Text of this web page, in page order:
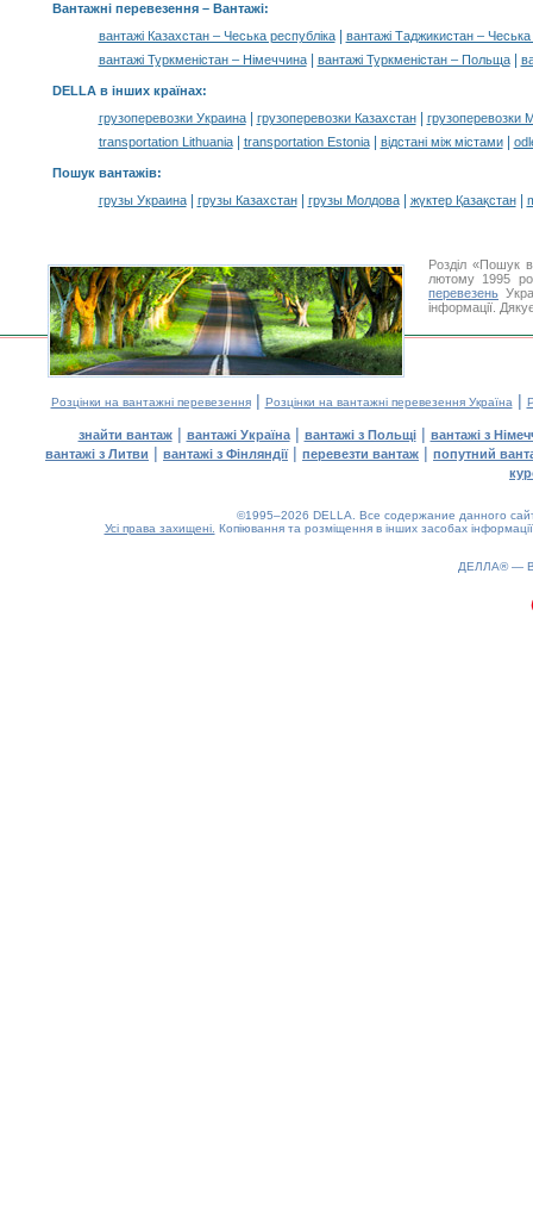
Вантажні перевезення – Вантажі:
вантажі Казахстан – Чеська республіка|
вантажі Таджикистан – Чеська
вантажі Туркменістан – Німеччина| вантажі Туркменістан – Польща|
DELLA в інших країнах:
грузоперевозки Украина| грузоперевозки Казахстан|
грузоперевозки
transportation Lithuania| transportation Estonia| відстані між містами|
Пошук вантажів:
грузы Украина| грузы Казахстан| грузы Молдова| жүктер Қазақстан|
Розділ «Пошук
лютому 1995
перевезень
інформації.
Розцінки на вантажні перевезення| Розцінки на вантажні перевезення Україна |
знайти вантаж| вантажі Україна| вантажі з Польщі| вантажі з
вантажі з Литви | вантажі з Фінляндії| перевезти вантаж | попутний
©1995–2026 DELLA. Все содержание данного
Усі права захищені. Копіювання та розміщення в інших засобах
ДЕЛЛА® —